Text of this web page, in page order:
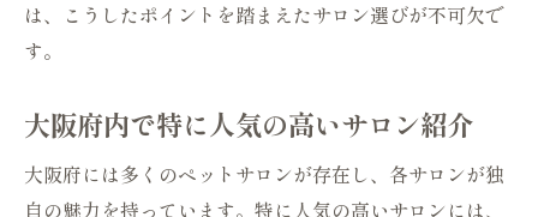
は、こうしたポイントを踏まえたサロン選びが不可欠で
す。
大阪府内で特に人気の高いサロン紹介
大阪府には多くのペットサロンが存在し、各サロンが独
自の魅力を持っています。特に人気の高いサロンには、